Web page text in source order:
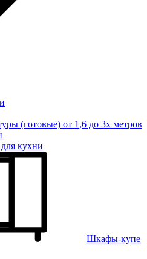
(готовые) от 1,6 до 3х метров
кухни
Шкафы-купе